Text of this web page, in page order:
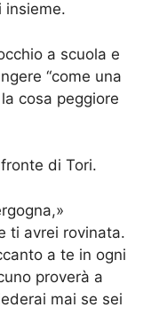
insieme.
a scuola e
“come una
cosa peggiore
di Tori.
ti avrei rovinata.
a te in ogni
proverà a
mai se sei